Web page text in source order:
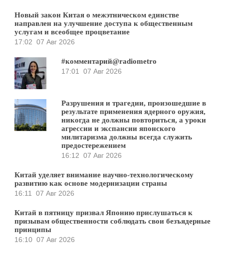
Новый закон Китая о межэтническом единстве
направлен на улучшение доступа к общественным
услугам и всеобщее процветание
17:02 07 Авг 2026
#комментарий@radiometro
17:01
07 Авг 2026
Разрушения и трагедии, произошедшие в
результате применения ядерного оружия,
никогда не должны повториться, а уроки
агрессии и экспансии японского
милитаризма должны всегда служить
предостережением
16:12 07 Авг 2026
Китай уделяет внимание научно-технологическому
развитию как основе модернизации страны
16:11
07 Авг 2026
Китай в пятницу призвал Японию прислушаться к
призывам общественности соблюдать свои безъядерные
принципы
16:10 07 Авг 2026